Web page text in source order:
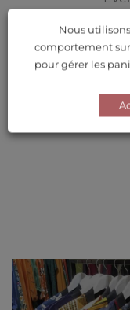
Nous
comportement
pour gérer les